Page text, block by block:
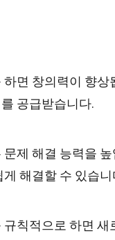
하면 창의력이 향상
공급받습니다.
문제 해결 능력을
게 해결할 수 있습니
규칙적으로 하면 새